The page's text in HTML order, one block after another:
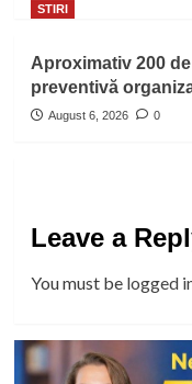
STIRI
Aproximativ 200
preventivă
August 6, 2026 0
Leave a
You must be logged